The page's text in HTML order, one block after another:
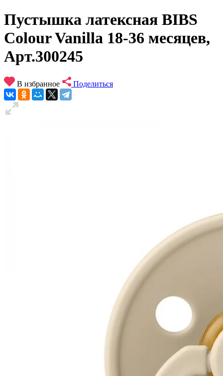
Пустышка латексная BIBS
Colour Vanilla 18-36 месяцев,
Арт.300245
В избранное Поделиться